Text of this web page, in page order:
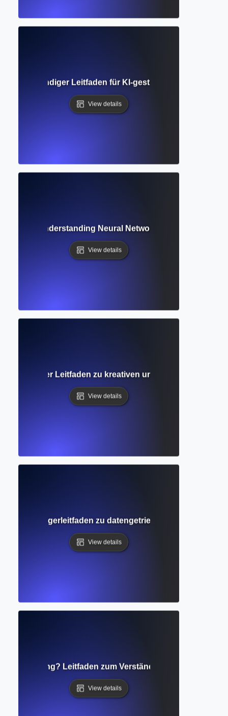
Vollständiger Leitfaden für KI-gestütztes Schreiben
View details
Understanding Neural Networks Behind AI
View details
Leitfaden zu kreativen und akademischen
View details
Einsteigerleitfaden zu datengetriebenen KI- und
View details
Leitfaden zum Verständnis menschlicher
View details